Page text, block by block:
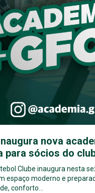
nova
para sócios do
Clube inaugura nesta
espaço moderno e
conforto…